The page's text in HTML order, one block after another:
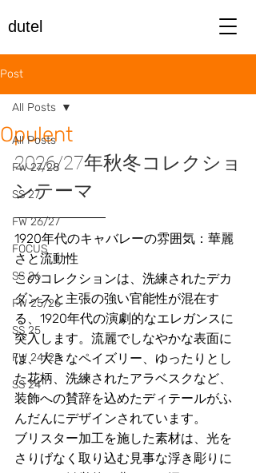
dutel
Post
All Posts
FW 27/28
SS 27
FW 26/27
FOCUS
SS 26
FW 25/26
SS 25
FW 24/25
SS 24
All Posts
Opulent
2026/27年秋冬コレクショ
ンテーマ
1920年代のキャバレーの雰囲気：華麗
さと流動性
このコレクションは、洗練されたデカ
ダンスと主張の強い官能性が混在す
る、1920年代の演劇的なエレガンスに
突入します。流麗でしなやかな表面に
は、大きなペイズリー、ゆったりとし
た花柄、洗練されたアラベスクなど、
装飾への賛辞を込めたディテールがふ
んだんにデザインされています。
ブリスター加工を施した素材は、光を
さりげなく取り込む見事な浮き彫りに